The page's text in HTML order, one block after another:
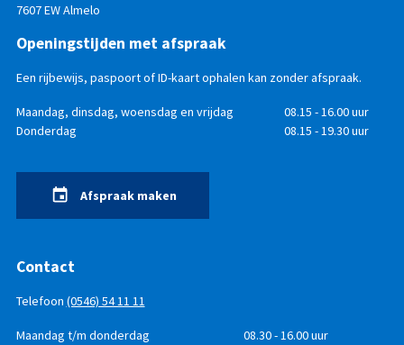
7607 EW Almelo
Openingstijden met afspraak
Een rijbewijs, paspoort of ID-kaart ophalen kan zonder afspraak.
Openingstijden
DagTijd
Maandag, dinsdag, woensdag en vrijdag
08.15 - 16.00 uur
Donderdag
08.15 - 19.30 uur
Afspraak maken
Contact
Telefoon (0546) 54 11 11
Telefonisch
DagTijd
Maandag t/m donderdag
08.30 - 16.00 uur